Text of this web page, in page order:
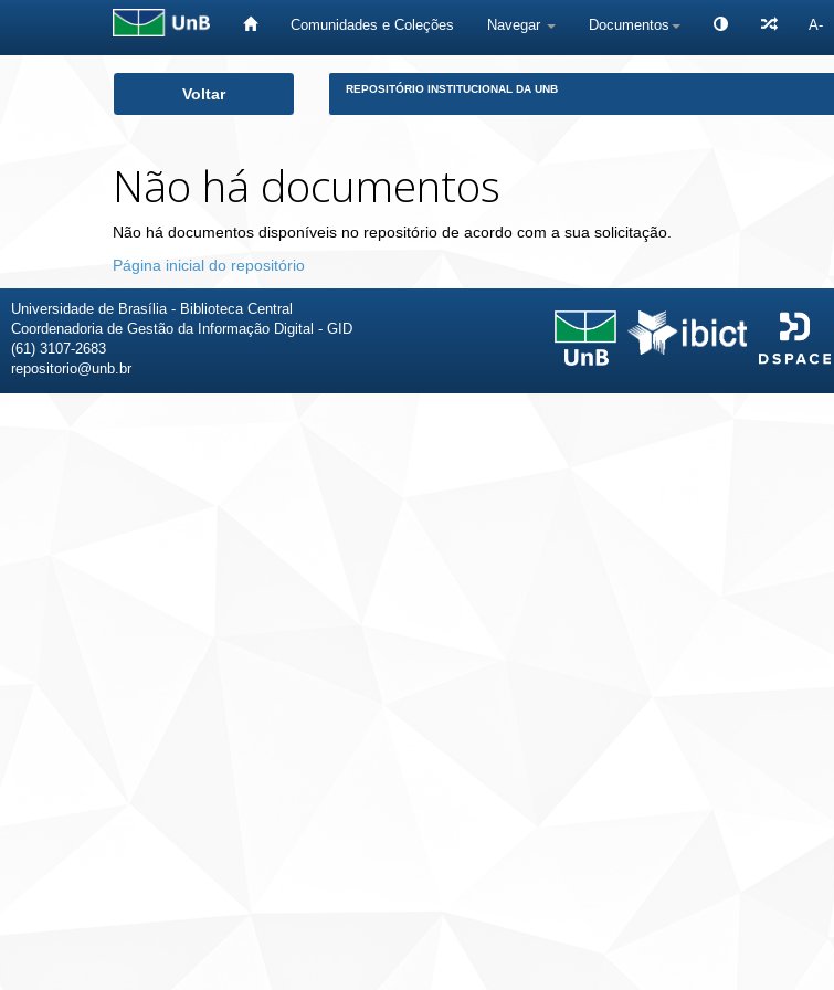
Comunidades e Coleções Navegar Documentos A-
Voltar REPOSITÓRIO INSTITUCIONAL DA UNB
Não há documentos
Não há documentos disponíveis no repositório de acordo com a sua solicitação.
Página inicial do repositório
Universidade de Brasília - Biblioteca Central
Coordenadoria de Gestão da Informação Digital - GID
(61) 3107-2683
repositorio@unb.br